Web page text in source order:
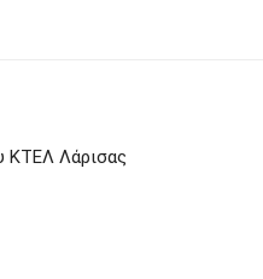
ΚΤΕΛ Λάρισας